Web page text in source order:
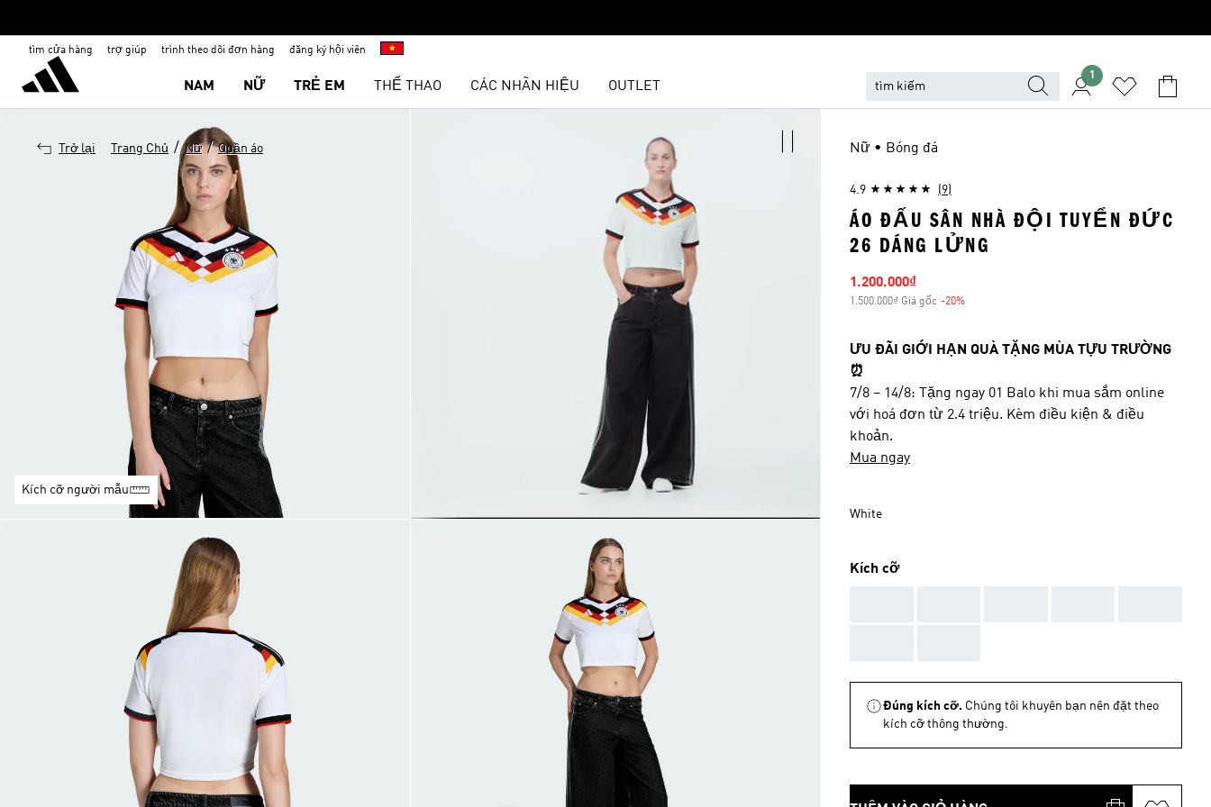
tìm cửa hàng trợ giúp trình theo dõi đơn hàng đăng ký hội viên
NAM NỮ TRẺ EM THỂ THAO CÁC NHÃN HIỆU OUTLET
1
Trở lại Trang Chủ / Nữ / Quần áo
Kích cỡ người mẫu
Nữ • Bóng đá
4.9 (9)
ÁO ĐẤU SÂN NHÀ ĐỘI TUYỂN ĐỨC
26 DÁNG LỬNG
Giá bán
1.200.000₫
1.500.000₫ Giá gốc -20%
ƯU ĐÃI GIỚI HẠN QUÀ TẶNG MÙA TỰU TRƯỜNG
⏰
7/8 – 14/8: Tặng ngay 01 Balo khi mua sắm online
với hoá đơn từ 2.4 triệu. Kèm điều kiện & điều
khoản.
Mua ngay
White
Kích cỡ
Đúng kích cỡ. Chúng tôi khuyên bạn nên đặt theo
kích cỡ thông thường.